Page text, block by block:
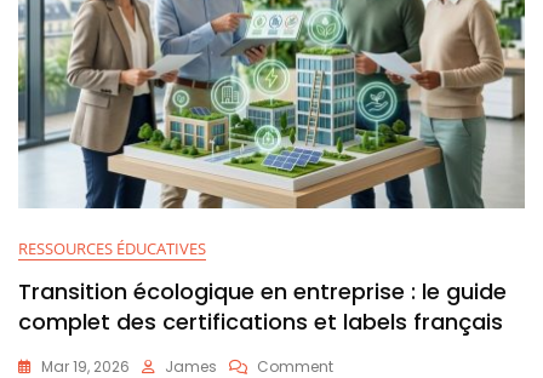
RESSOURCES ÉDUCATIVES
Transition écologique en entreprise : le guide
complet des certifications et labels français
Mar 19, 2026 James CommentOn